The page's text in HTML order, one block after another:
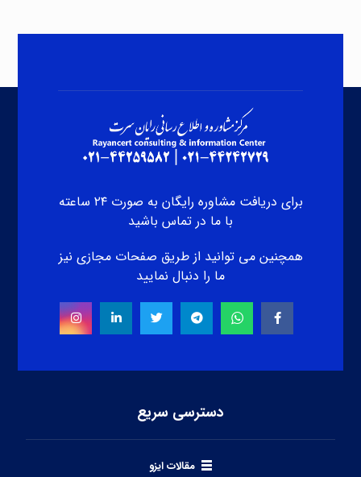
برای دریافت مشاوره رایگان به صورت ۲۴ ساعته
با ما در تماس باشید
همچنین می توانید از طریق صفحات مجازی نیز
ما را دنبال نمایید
دسترسی سریع
مقالات ایزو